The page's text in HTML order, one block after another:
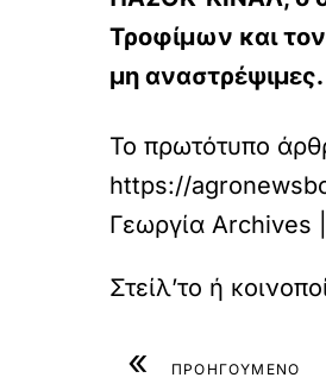
Τροφίμων και
μη αναστρέψιμες.
Το πρωτότυπο
https://
Γεωργία Archives
« ΠΡΟΗΓΟΥΜΕΝΟ